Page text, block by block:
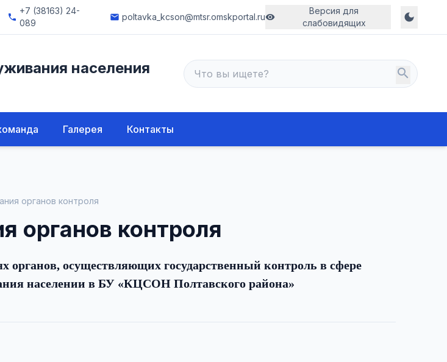
phone
+7 (38163) 24-
089
email poltavka_kcson@mtsr.omskportal.ruvisibility
Версия для
слабовидящих
dark_mode
населения search
Галерея Контакты
органов контроля
органов контроля
органов, осуществляющих государственный контроль в сфере
населении в БУ «КЦСОН Полтавского района»